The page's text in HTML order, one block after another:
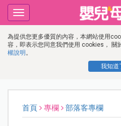
為提供您更多優質的內容，本網站使用
容，即表示您同意我們使用 cookies， 關
權說明 。
我知道
Toggle
navigation
首頁 專欄 部落客專欄